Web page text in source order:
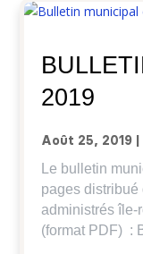
2019
Août 25, 2019
Le bulletin
pages distribué
administrés île-
(format PDF) :